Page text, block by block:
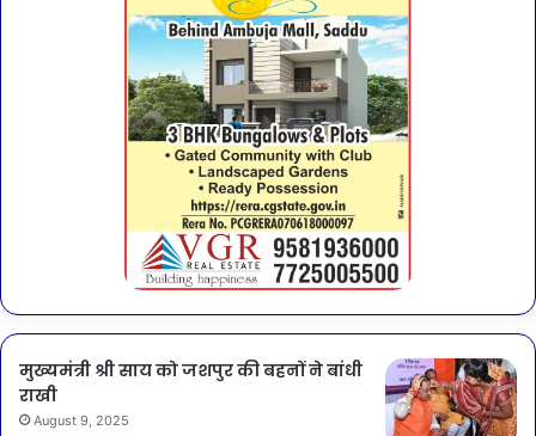
मुख्यमंत्री श्री साय को जशपुर की बहनों ने बांधी
राखी
August 9, 2025